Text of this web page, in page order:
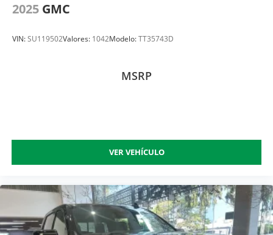
2025 GMC
VIN:SU119502Valores: 1042Modelo:TT35743D
MSRP
VER VEHÍCULO